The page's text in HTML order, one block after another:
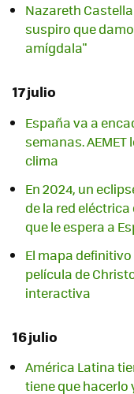
Nazareth
suspiro que
amígdala"
17 julio
España va a
semanas. AEMET
clima
En 2024, un
de la red eléctrica
que le espera a
El mapa definitivo
película de
interactiva
16 julio
América Latina
tiene que hacerlo